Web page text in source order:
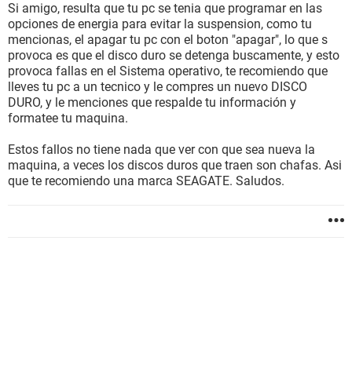
Si amigo, resulta que tu pc se tenia que programar en las
opciones de energia para evitar la suspension, como tu
mencionas, el apagar tu pc con el boton "apagar", lo que s
provoca es que el disco duro se detenga buscamente, y esto
provoca fallas en el Sistema operativo, te recomiendo que
lleves tu pc a un tecnico y le compres un nuevo DISCO
DURO, y le menciones que respalde tu información y
formatee tu maquina.
Estos fallos no tiene nada que ver con que sea nueva la
maquina, a veces los discos duros que traen son chafas. Asi
que te recomiendo una marca SEAGATE. Saludos.